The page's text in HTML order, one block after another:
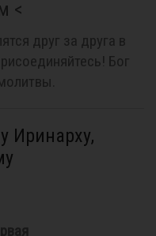
<
друг за друга в
Бог
Иринарху,